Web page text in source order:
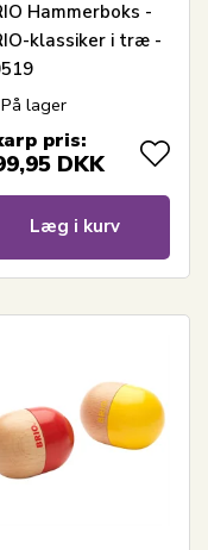
Hammerboks -
klassiker i træ -
På lager
pris:
DKK
Læg i kurv